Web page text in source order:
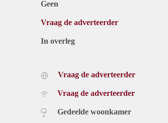
Geen
Vraag de adverteerder
In overleg
Vraag de adverteerder
Vraag de adverteerder
Gedeelde woonkamer